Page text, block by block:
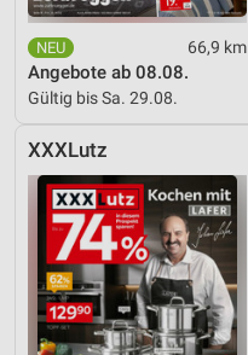
66,9 km
Angebote ab 08.08.
Gültig bis Sa. 29.08.
XXXLutz